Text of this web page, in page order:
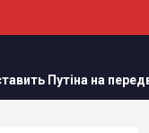
годинник, -